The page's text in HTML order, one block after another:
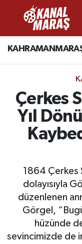
Çerkes
Yıl
1864 Çerkes
dolayısıyla
düzenlenen
Görgel,
hüzünde
sevincimizde de
CANLI YAYIN
SPOR
SİYASET
EKONOMİ
GÜNDEM
MAGAZİN
Süper Lig
Tüm
Son Dakika
Haber Arşivi